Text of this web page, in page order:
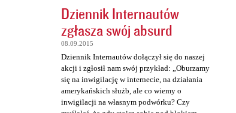
Dziennik Internautów
zgłasza swój absurd
08.09.2015
Dziennik Internautów dołączył się do naszej
akcji i zgłosił nam swój przykład: „Oburzamy
się na inwigilację w internecie, na działania
amerykańskich służb, ale co wiemy o
inwigilacji na własnym podwórku? Czy